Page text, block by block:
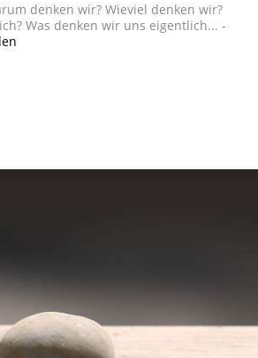
denken wir? Wieviel denken wir?
Was denken wir uns eigentlich... -